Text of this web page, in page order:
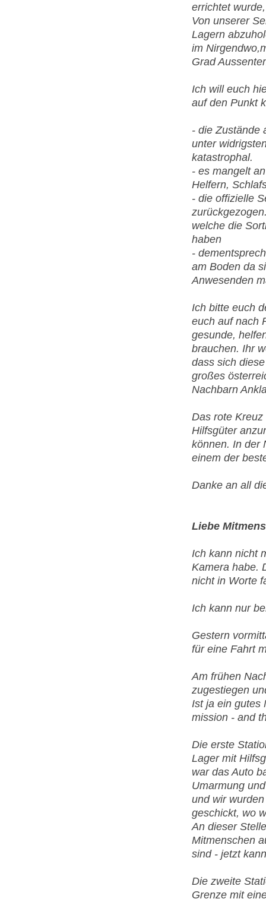
errichtet
Von unserer
Lagern
im
Grad
Ich will euch
auf den Punkt
- die Zustände
unter
katastrophal.
- es mangelt
Helfern,
- die offizielle
welche die
haben
-
am Boden da
Anwesenden
Ich bitte euch
euch auf nach
gesunde,
brauchen. Ihr
dass sich
großes
Nachbarn
Das rote
Hilfsgüter
können. In der
einem der
Danke an all
Liebe
Ich kann nicht
Kamera habe.
nicht in Worte
Ich kann nur
Gestern
für eine Fahrt
Am frühen
zugestiegen
Ist ja ein gutes
mission - and
Die erste
Lager mit
war das Auto
Umarmung
und wir
geschickt, wo
An dieser
Mitmenschen
sind - jetzt
Die zweite
Grenze mit